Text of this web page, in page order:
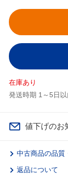
在庫あり
発送時期 1～5日
値下げのお
中古商品の品質
返品について